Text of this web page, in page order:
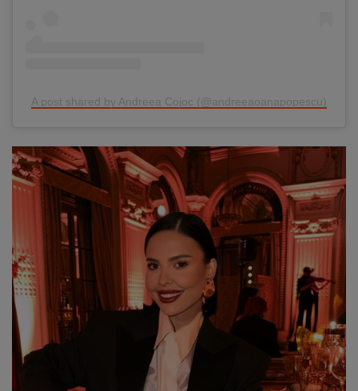
A post shared by Andreea Cojoc (@andreeaoanapopescu)